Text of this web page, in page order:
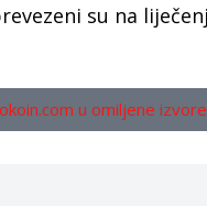
su na
u omiljene